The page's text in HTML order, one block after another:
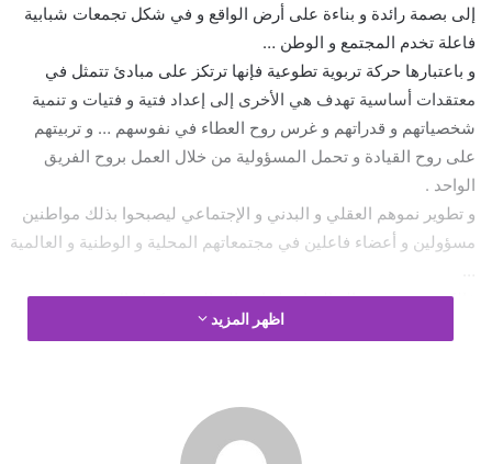
إلى بصمة رائدة و بناءة على أرض الواقع و في شكل تجمعات شبابية
فاعلة تخدم المجتمع و الوطن …
و باعتبارها حركة تربوية تطوعية فإنها ترتكز على مبادئ تتمثل في
معتقدات أساسية تهدف هي الأخرى إلى إعداد فتية و فتيات و تنمية
شخصياتهم و قدراتهم و غرس روح العطاء في نفوسهم … و تربيتهم
على روح القيادة و تحمل المسؤولية من خلال العمل بروح الفريق
الواحد .
و تطوير نموهم العقلي و البدني و الإجتماعي ليصبحوا بذلك مواطنين
مسؤولين و أعضاء فاعلين في مجتمعاتهم المحلية و الوطنية و العالمية
فالكشفية هي رسالة الشاب لبناء عالم الغد … كما قال مؤسس
الحركة الكشفية اللورد بادن باول ” الكشفية تجعل من الشباب
#الكــــشافة_الإسلاميــــة_الجزائــــــرية
اظهر المزيد